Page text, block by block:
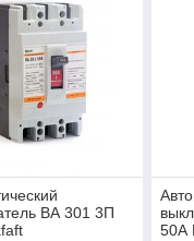
ВА 301 3П
50А